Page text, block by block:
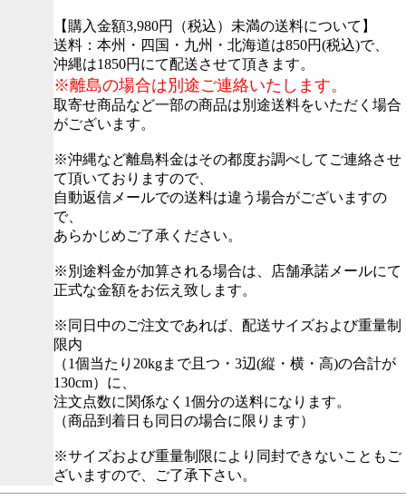
【購入金額3,980円（税込）未満の送料について】
送料：本州・四国・九州・北海道は850円(税込)で、
沖縄は1850円にて配送させて頂きます。
※離島の場合は別途ご連絡いたします。
取寄せ商品など一部の商品は別途送料をいただく場合
がございます。
※沖縄など離島料金はその都度お調べしてご連絡させ
て頂いておりますので、
自動返信メールでの送料は違う場合がございますの
で、
あらかじめご了承ください。
※別途料金が加算される場合は、店舗承諾メールにて
正式な金額をお伝え致します。
※同日中のご注文であれば、配送サイズおよび重量制
限内
（1個当たり20kgまで且つ・3辺(縦・横・高)の合計が
130cm）に、
注文点数に関係なく1個分の送料になります。
（商品到着日も同日の場合に限ります）
※サイズおよび重量制限により同封できないこともご
ざいますので、ご了承下さい。